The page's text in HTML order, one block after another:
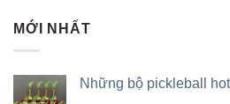
MỚI NHẤT
Những bộ pickleball